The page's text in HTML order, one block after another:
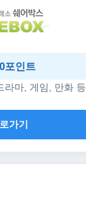
포인트
라마, 게임, 만화 등
가기